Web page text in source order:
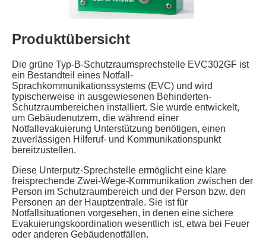
Produktübersicht
Die grüne Typ-B-Schutzraumsprechstelle EVC302GF ist
ein Bestandteil eines Notfall-
Sprachkommunikationssystems (EVC) und wird
typischerweise in ausgewiesenen Behinderten-
Schutzraumbereichen installiert. Sie wurde entwickelt,
um Gebäudenutzern, die während einer
Notfallevakuierung Unterstützung benötigen, einen
zuverlässigen Hilferuf- und Kommunikationspunkt
bereitzustellen.
Diese Unterputz-Sprechstelle ermöglicht eine klare
freisprechende Zwei-Wege-Kommunikation zwischen der
Person im Schutzraumbereich und der Person bzw. den
Personen an der Hauptzentrale. Sie ist für
Notfallsituationen vorgesehen, in denen eine sichere
Evakuierungskoordination wesentlich ist, etwa bei Feuer
oder anderen Gebäudenotfällen.